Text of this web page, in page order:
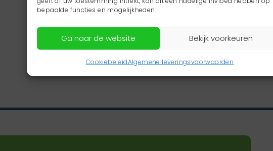
bepaalde functies en mogelijkheden.
Ga naar de website Bekijk voorkeuren
CookiebeleidAlgemene leveringsvoorwaarden